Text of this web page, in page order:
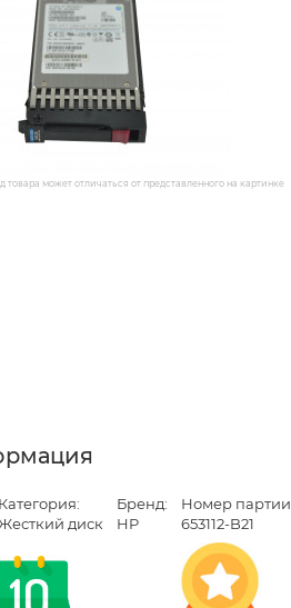
товара может отличаться от представленного на картинке
Категория:
диск
Бренд:
HP
Номер партии
653112-B21